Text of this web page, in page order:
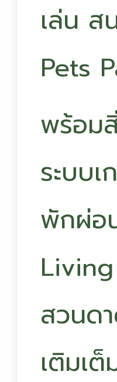
เล่น ส
Pets
พร้อม
ระบบ
พักผ่อ
สวนด
เติมเ